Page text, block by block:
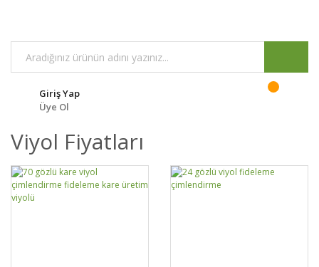
Giriş Yap
Üye Ol
Viyol Fiyatları